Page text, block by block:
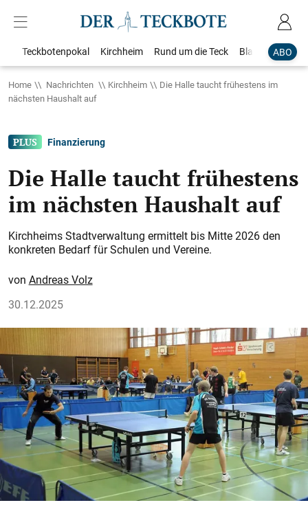
ABO
Teckbotenpokal Kirchheim Rund um die Teck Blaulicht
Home Nachrichten Kirchheim
Die Halle taucht frühestens im
nächsten Haushalt auf
Finanzierung
Die Halle taucht frühestens
im nächsten Haushalt auf
Kirchheims Stadtverwaltung ermittelt bis Mitte 2026 den
konkreten Bedarf für Schulen und Vereine.
Andreas Volz
30.12.2025